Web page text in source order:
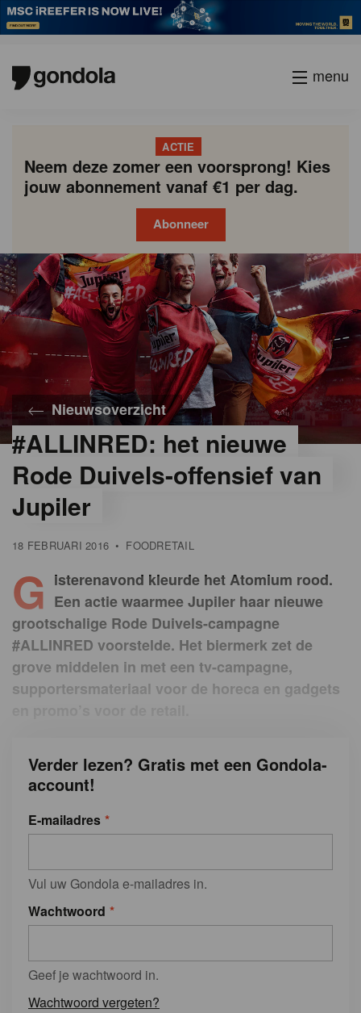
menu
ACTIE
Neem deze zomer een voorsprong! Kies
jouw abonnement vanaf €1 per dag.
Abonneer
Nieuwsoverzicht
#ALLINRED: het nieuwe
Rode Duivels-offensief van
Jupiler
18 FEBRUARI 2016 • FOODRETAIL
G isterenavond kleurde het Atomium rood.
Een actie waarmee Jupiler haar nieuwe
grootschalige Rode Duivels-campagne
#ALLINRED voorstelde. Het biermerk zet de
grove middelen in met een tv-campagne,
supportersmateriaal voor de horeca en gadgets
Verder lezen? Gratis met een Gondola-
account!
E-mailadres
Vul uw Gondola e-mailadres in.
Wachtwoord
Geef je wachtwoord in.
Wachtwoord vergeten?
Gondola
academy
Gondola
society